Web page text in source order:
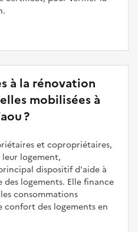
à la rénovation
mobilisées à
?
et copropriétaires,
logement,
dispositif d'aide à
logements. Elle finance
consommations
des logements en